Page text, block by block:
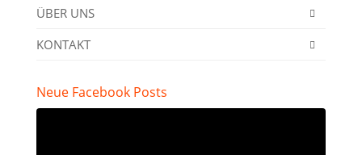
ÜBER UNS
KONTAKT
Neue Facebook Posts